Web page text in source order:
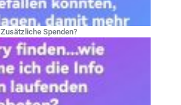
Zusätzliche Spenden?